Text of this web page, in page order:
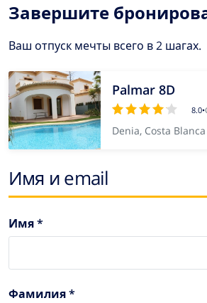
Завершите
Ваш отпуск мечты всего в 2 шагах.
Palmar 8D
8.0•
Denia, Costa Blanca
Имя и email
Имя *
Фамилия *